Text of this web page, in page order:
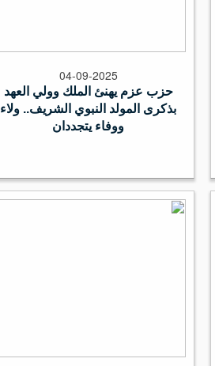
04-09-2025
حزب عزم يهنئ الملك وولي العهد
بذكرى المولد النبوي الشريف.. ولاء
ووفاء يتجددان